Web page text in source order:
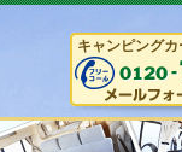
キャンピング